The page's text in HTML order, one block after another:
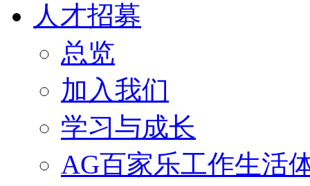
人才招募
总览
加入我们
学习与成长
AG百家乐工作生活